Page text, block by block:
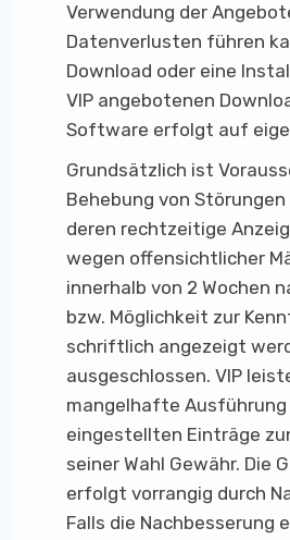
Verwendung der
Datenverlusten führen
Download oder eine
VIP angebotenen
Software erfolgt auf
Grundsätzlich ist
Behebung von Störungen
deren rechtzeitige
wegen offensichtlicher
innerhalb von 2 Wochen
bzw. Möglichkeit zur
schriftlich angezeigt
ausgeschlossen. VIP
mangelhafte Ausführung
eingestellten Einträge
seiner Wahl Gewähr. Die
erfolgt vorrangig durch
Falls die Nachbesserung